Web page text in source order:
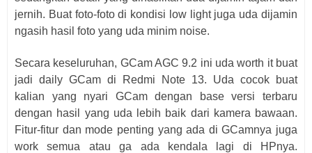
jernih. Buat foto-foto di kondisi low light juga uda dijamin
ngasih hasil foto yang uda minim noise.
Secara keseluruhan, GCam AGC 9.2 ini uda worth it buat
jadi daily GCam di Redmi Note 13. Uda cocok buat
kalian yang nyari GCam dengan base versi terbaru
dengan hasil yang uda lebih baik dari kamera bawaan.
Fitur-fitur dan mode penting yang ada di GCamnya juga
work semua atau ga ada kendala lagi di HPnya.